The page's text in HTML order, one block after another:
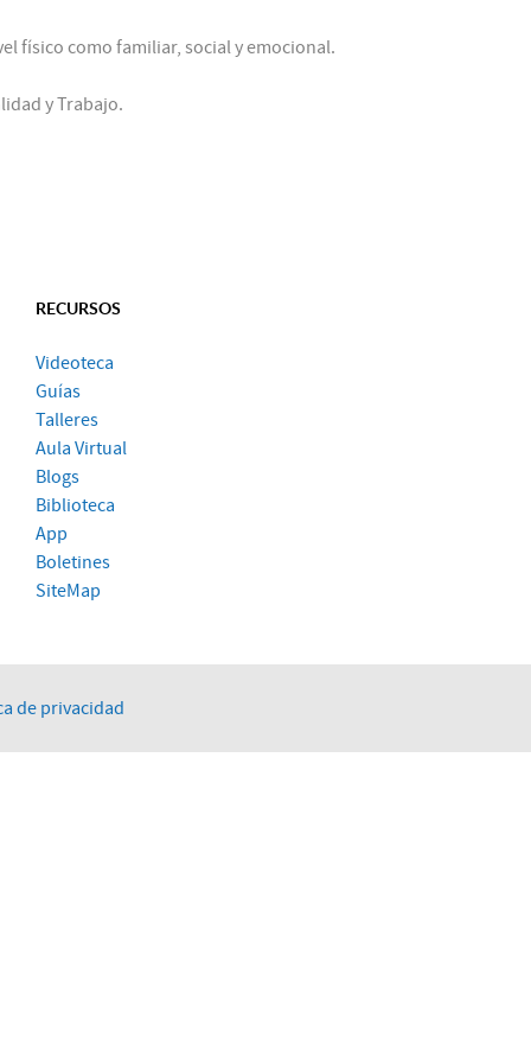
físico como familiar, social y emocional.
y Trabajo.
RECURSOS
Videoteca
Guías
Talleres
Aula Virtual
Blogs
Biblioteca
App
Boletines
SiteMap
de privacidad